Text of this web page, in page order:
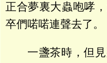
正合夢裏大蟲咆哮
卒們喏喏連聲去了。
一盞茶時，但